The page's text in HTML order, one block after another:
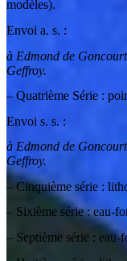
modèles).
Envoi a. s. :
à Edmond de
Geffroy.
– Quatrième Série :
Envoi s. s. :
à Edmond de
Geffroy.
– Cinquième série :
– Sixième série : eau-
– Septième série :